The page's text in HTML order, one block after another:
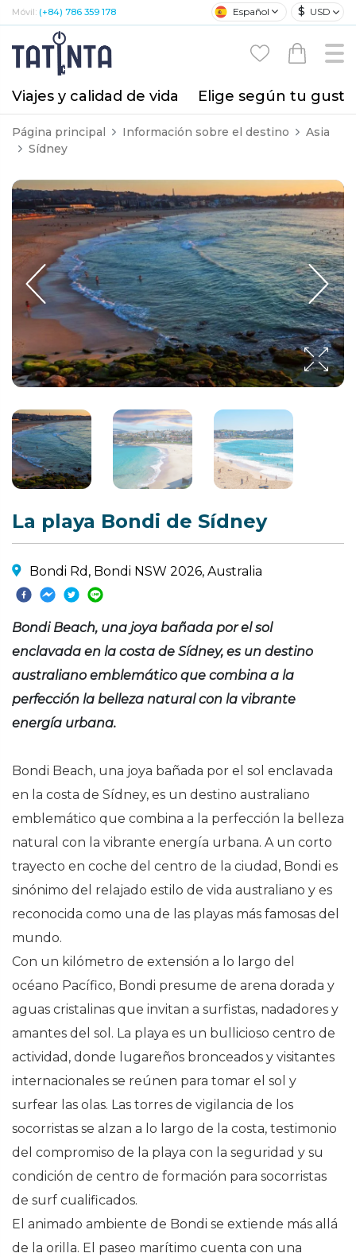
Móvil: (+84) 786 359 178 Español $ USD
Viajes y calidad de vida Elige según tu
Página principal Información sobre el destino
Asia
Sídney
La playa Bondi de Sídney
Bondi Rd, Bondi NSW 2026, Australia
Bondi Beach, una joya bañada por el sol
enclavada en la costa de Sídney, es un destino
australiano emblemático que combina a la
perfección la belleza natural con la vibrante
energía urbana.
Bondi Beach, una joya bañada por el sol enclavada
en la costa de Sídney, es un destino australiano
emblemático que combina a la perfección la belleza
natural con la vibrante energía urbana. A un corto
trayecto en coche del centro de la ciudad, Bondi es
sinónimo del relajado estilo de vida australiano y es
reconocida como una de las playas más famosas del
mundo.
Con un kilómetro de extensión a lo largo del
océano Pacífico, Bondi presume de arena dorada y
aguas cristalinas que invitan a surfistas, nadadores y
amantes del sol. La playa es un bullicioso centro de
actividad, donde lugareños bronceados y visitantes
internacionales se reúnen para tomar el sol y
surfear las olas. Las torres de vigilancia de los
socorristas se alzan a lo largo de la costa, testimonio
del compromiso de la playa con la seguridad y su
condición de centro de formación para socorristas
de surf cualificados.
El animado ambiente de Bondi se extiende más allá
de la orilla. El paseo marítimo cuenta con una